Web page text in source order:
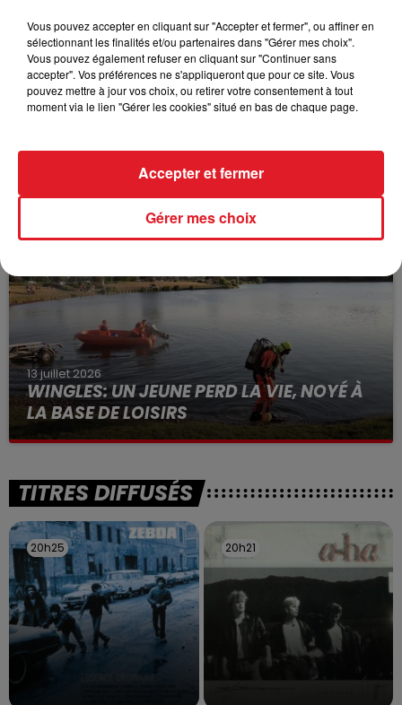
15 juillet 2026
BÉTHUNE: ENQUÊTE POUR HOMICIDE
VOLONTAIRE EN COURS, APRÈS LA...
Selon les premiers éléments, le logement servait
13 juillet 2026
WINGLES: UN JEUNE PERD LA VIE, NOYÉ À
LA BASE DE LOISIRS
La victime a coulé à pic
TITRES DIFFUSÉS
20h25
20h25 20h21
20h21
Vous pouvez accepter en cliquant sur "Accepter et fermer", ou affiner en
sélectionnant les finalités et/ou partenaires dans "Gérer mes choix".
Vous pouvez également refuser en cliquant sur "Continuer sans
accepter". Vos préférences ne s'appliqueront que pour ce site. Vous
pouvez mettre à jour vos choix, ou retirer votre consentement à tout
moment via le lien "Gérer les cookies" situé en bas de chaque page.
Gérer mes choix
Accepter et fermer